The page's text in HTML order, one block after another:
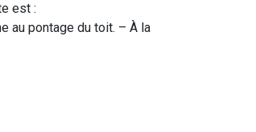
est :
au pontage du toit. – À la